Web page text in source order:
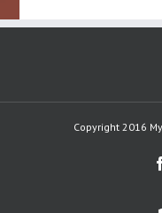
Copyright 2016